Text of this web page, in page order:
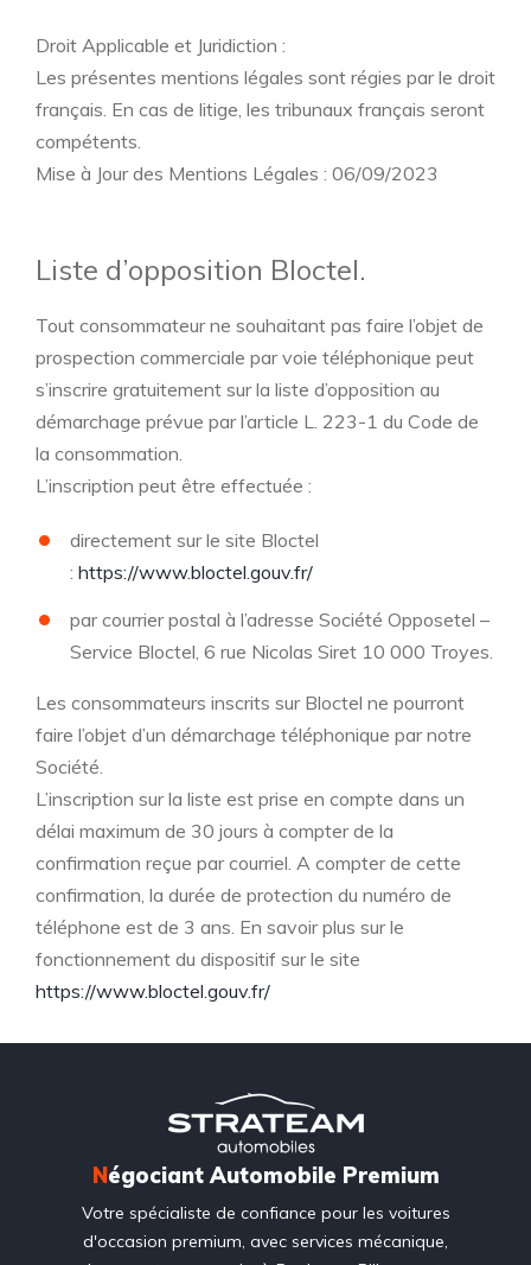
Droit Applicable et Juridiction :
Les présentes mentions légales sont régies par le droit
français. En cas de litige, les tribunaux français seront
compétents.
Mise à Jour des Mentions Légales : 06/09/2023
Liste d’opposition Bloctel.
Tout consommateur ne souhaitant pas faire l’objet de
prospection commerciale par voie téléphonique peut
s’inscrire gratuitement sur la liste d’opposition au
démarchage prévue par l’article L. 223-1 du Code de
la consommation.
L’inscription peut être effectuée :
directement sur le site Bloctel
: https://www.bloctel.gouv.fr/
par courrier postal à l’adresse Société Opposetel –
Service Bloctel, 6 rue Nicolas Siret 10 000 Troyes.
Les consommateurs inscrits sur Bloctel ne pourront
faire l’objet d’un démarchage téléphonique par notre
Société.
L’inscription sur la liste est prise en compte dans un
délai maximum de 30 jours à compter de la
confirmation reçue par courriel. A compter de cette
confirmation, la durée de protection du numéro de
téléphone est de 3 ans. En savoir plus sur le
fonctionnement du dispositif sur le site
https://www.bloctel.gouv.fr/
Négociant Automobile Premium
Votre spécialiste de confiance pour les voitures
d'occasion premium, avec services mécanique,